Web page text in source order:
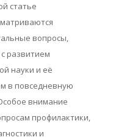
статье
вопросы,
развитием
науки и её
в повседневную
внимание
профилактики,
и